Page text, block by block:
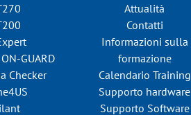
GUARD
Checker
Attualità
Contatti
Informazioni sulla
formazione
Calendario Training
Supporto hardware
Supporto Software